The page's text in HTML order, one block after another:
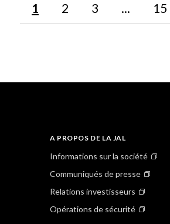
1 2 3 ... 15
A PROPOS DE LA JAL
Informations sur la société
Communiqués de presse
Relations investisseurs
Opérations de sécurité